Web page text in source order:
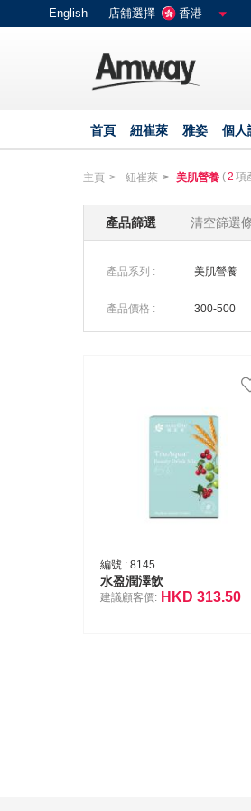
text.skipToContent
text.skipToNavigation
English 店舖選擇 香港
首頁 紐崔萊 雅姿 個人
主頁 紐崔萊 美肌營養 (2 項
產品篩選 清空篩選
產品系列 : 美肌營養
產品價格 : 300-500
編號 : 8145
水盈潤澤飲
建議顧客價: HKD 313.50